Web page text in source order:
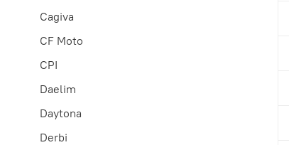
Cagiva
CF Moto
CPI
Daelim
Daytona
Derbi